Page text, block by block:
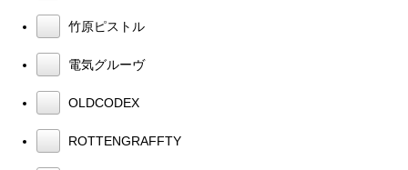
竹原ピストル
電気グルーヴ
OLDCODEX
ROTTENGRAFFTY